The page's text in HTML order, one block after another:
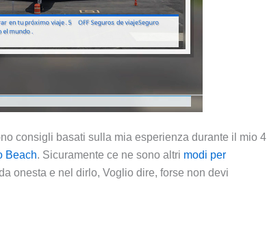
consigli basati sulla mia esperienza durante il mio 4
Beach. Sicuramente ce ne sono altri modi per
onesta e nel dirlo, Voglio dire, forse non devi